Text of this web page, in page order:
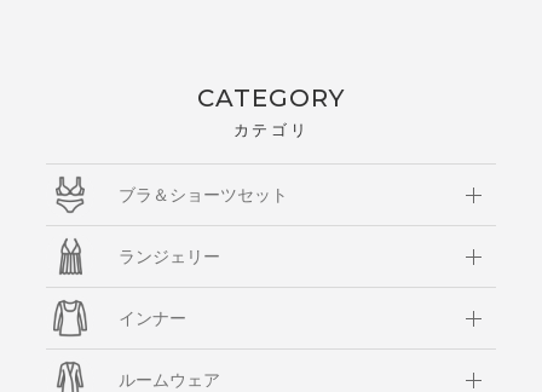
CATEGORY
カテゴリ
ブラ＆ショーツセット
ランジェリー
インナー
ルームウェア